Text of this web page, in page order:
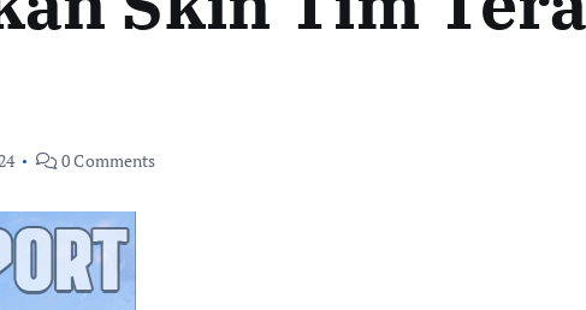
0 Comments